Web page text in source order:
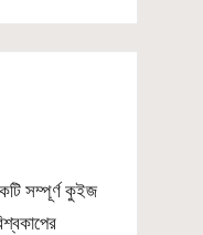
সম্পূর্ণ কুইজ